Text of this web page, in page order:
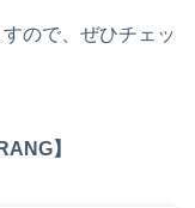
ので、ぜひチェッ
】